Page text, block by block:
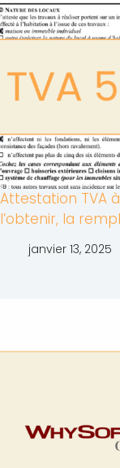
Attestation TVA
l’obtenir, la
janvier 13, 2025